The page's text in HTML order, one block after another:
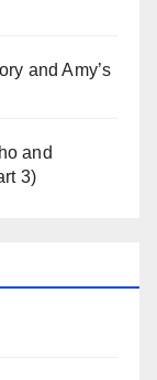
and Amy’s
and
3)